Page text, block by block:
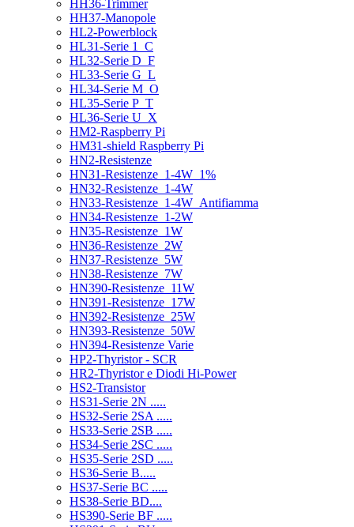
HH36-Trimmer
HH37-Manopole
HL2-Powerblock
HL31-Serie 1_C
HL32-Serie D_F
HL33-Serie G_L
HL34-Serie M_O
HL35-Serie P_T
HL36-Serie U_X
HM2-Raspberry Pi
HM31-shield Raspberry Pi
HN2-Resistenze
HN31-Resistenze_1-4W_1%
HN32-Resistenze_1-4W
HN33-Resistenze_1-4W_Antifiamma
HN34-Resistenze_1-2W
HN35-Resistenze_1W
HN36-Resistenze_2W
HN37-Resistenze_5W
HN38-Resistenze_7W
HN390-Resistenze_11W
HN391-Resistenze_17W
HN392-Resistenze_25W
HN393-Resistenze_50W
HN394-Resistenze Varie
HP2-Thyristor - SCR
HR2-Thyristor e Diodi Hi-Power
HS2-Transistor
HS31-Serie 2N .....
HS32-Serie 2SA .....
HS33-Serie 2SB .....
HS34-Serie 2SC .....
HS35-Serie 2SD .....
HS36-Serie B.....
HS37-Serie BC .....
HS38-Serie BD....
HS390-Serie BF .....